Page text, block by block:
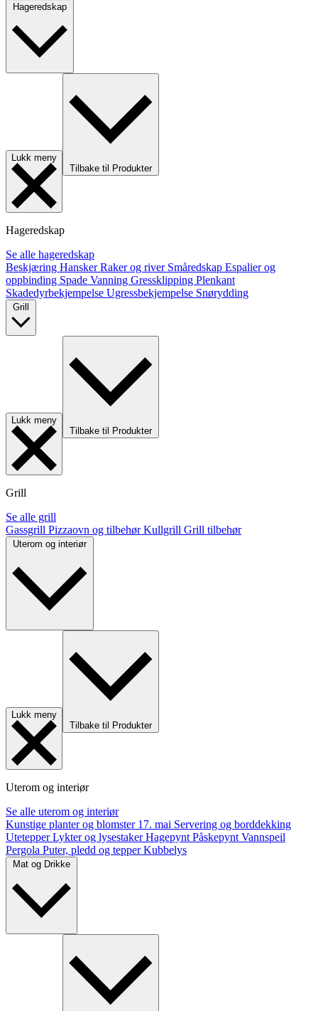
Lukk meny
Tilbake til Produkter
Hageredskap
Se alle hageredskap
Beskjæring HanskerRaker og river Småredskap Espalier og
oppbinding Spade Vanning Gressklipping Plenkant
Skadedyrbekjempelse Ugressbekjempelse Snørydding
Lukk meny
Tilbake til Produkter
Grill
Se alle grill
Gassgrill Pizzaovn og tilbehørKullgrill Grill tilbehør
Uterom og interiør
Lukk meny
Tilbake til Produkter
Uterom og interiør
Se alle uterom og interiør
Kunstige planter og blomster 17. mai Servering og borddekking
UtetepperLykter og lysestakerHagepynt Påskepynt Vannspeil
Pergola Puter, pledd og tepperKubbelys